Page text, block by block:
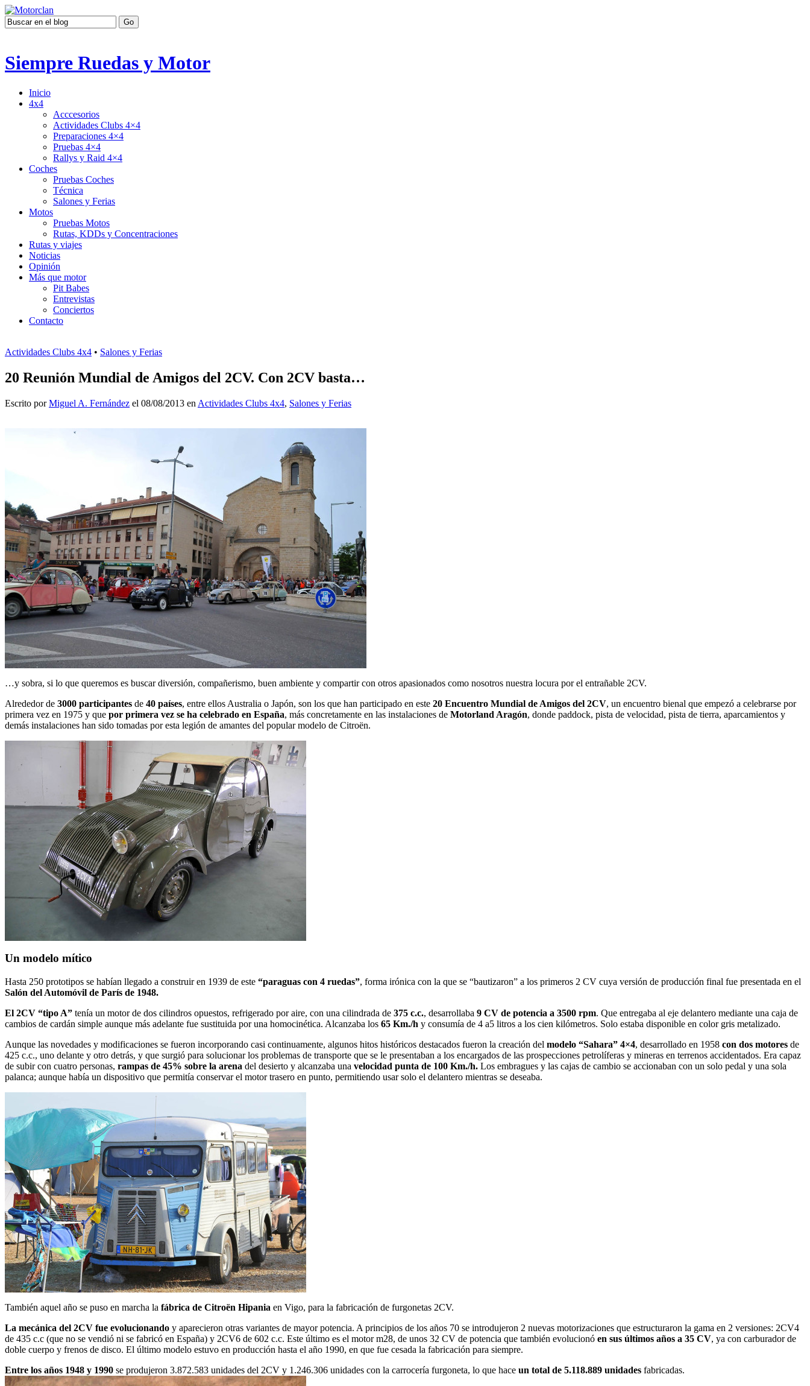
Siempre Ruedas y Motor
Inicio
4x4
Acccesorios
Actividades Clubs 4×4
Preparaciones 4×4
Pruebas 4×4
Rallys y Raid 4×4
Coches
Pruebas Coches
Técnica
Salones y Ferias
Motos
Pruebas Motos
Rutas, KDDs y Concentraciones
Rutas y viajes
Noticias
Opinión
Más que motor
Pit Babes
Entrevistas
Conciertos
Contacto
Actividades Clubs 4x4 • Salones y Ferias
20 Reunión Mundial de Amigos del 2CV. Con 2CV basta…
Escrito porMiguel A. Fernández el 08/08/2013 en Actividades Clubs 4x4, Salones y Ferias
…y sobra, si lo que queremos es buscar diversión, compañerismo, buen ambiente y compartir con otros apasionados como nosotros nuestra locura por el entrañable 2CV.
Alrededor de 3000 participantes de 40 países, entre ellos Australia o Japón, son los que han participado en este 20 Encuentro Mundial de Amigos del 2CV, un encuentro bienal que empezó a celebrarse por
primera vez en 1975 y que por primera vez se ha celebrado en España, más concretamente en las instalaciones de Motorland Aragón, donde paddock, pista de velocidad, pista de tierra, aparcamientos y
demás instalaciones han sido tomadas por esta legión de amantes del popular modelo de Citroën.
Un modelo mítico
Hasta 250 prototipos se habían llegado a construir en 1939 de este “paraguas con 4 ruedas”, forma irónica con la que se “bautizaron” a los primeros 2 CV cuya versión de producción final fue presentada en el
Salón del Automóvil de París de 1948.
El 2CV “tipo A” tenía un motor de dos cilindros opuestos, refrigerado por aire, con una cilindrada de 375 c.c., desarrollaba 9 CV de potencia a 3500 rpm. Que entregaba al eje delantero mediante una caja de
cambios de cardán simple aunque más adelante fue sustituida por una homocinética. Alcanzaba los 65 Km./h y consumía de 4 a5 litros a los cien kilómetros. Solo estaba disponible en color gris metalizado.
Aunque las novedades y modificaciones se fueron incorporando casi continuamente, algunos hitos históricos destacados fueron la creación del modelo “Sahara” 4×4, desarrollado en 1958 con dos motores de
425 c.c., uno delante y otro detrás, y que surgió para solucionar los problemas de transporte que se le presentaban a los encargados de las prospecciones petrolíferas y mineras en terrenos accidentados. Era capaz
de subir con cuatro personas, rampas de 45% sobre la arena del desierto y alcanzaba una velocidad punta de 100 Km./h. Los embragues y las cajas de cambio se accionaban con un solo pedal y una sola
palanca; aunque había un dispositivo que permitía conservar el motor trasero en punto, permitiendo usar solo el delantero mientras se deseaba.
También aquel año se puso en marcha la fábrica de Citroën Hipania en Vigo, para la fabricación de furgonetas 2CV.
La mecánica del 2CV fue evolucionando y aparecieron otras variantes de mayor potencia. A principios de los años 70 se introdujeron 2 nuevas motorizaciones que estructuraron la gama en 2 versiones: 2CV4
de 435 c.c (que no se vendió ni se fabricó en España) y 2CV6 de 602 c.c. Este último es el motor m28, de unos 32 CV de potencia que también evolucionó en sus últimos años a 35 CV, ya con carburador de
doble cuerpo y frenos de disco. El último modelo estuvo en producción hasta el año 1990, en que fue cesada la fabricación para siempre.
Entre los años 1948 y 1990 se produjeron 3.872.583 unidades del 2CV y 1.246.306 unidades con la carrocería furgoneta, lo que hace un total de 5.118.889 unidades fabricadas.